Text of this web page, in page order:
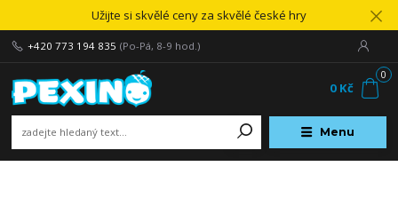
Užijte si skvělé ceny za skvělé české hry
Menu
+420 773 194 835 (Po-Pá, 8-9 hod.)
0
0 Kč